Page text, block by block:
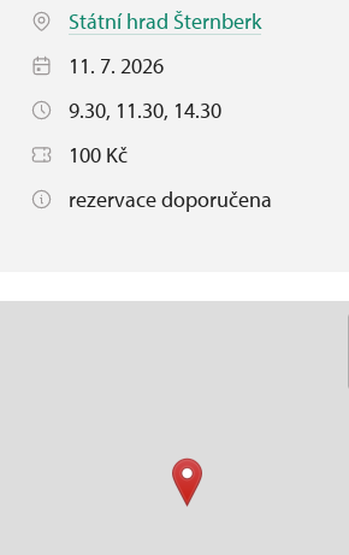
Státní hrad Šternberk
11. 7. 2026
9.30, 11.30, 14.30
100 Kč
rezervace doporučena